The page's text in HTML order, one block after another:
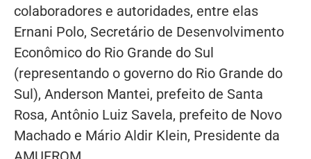
colaboradores e autoridades, entre elas
Ernani Polo, Secretário de Desenvolvimento
Econômico do Rio Grande do Sul
(representando o governo do Rio Grande do
Sul), Anderson Mantei, prefeito de Santa
Rosa, Antônio Luiz Savela, prefeito de Novo
Machado e Mário Aldir Klein, Presidente da